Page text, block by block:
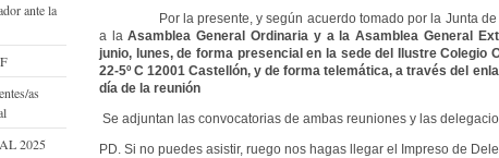
ante la
as
2025
Por la presente, y según acuerdo tomado por la Junta de
a la Asamblea General Ordinaria y a la Asamblea General
junio, lunes, de forma presencial en la sede del Ilustre Colegio
22-5º C 12001 Castellón, y de forma telemática, a través del
día de la reunión
Se adjuntan las convocatorias de ambas reuniones y las
PD. Si no puedes asistir, ruego nos hagas llegar el Impreso de